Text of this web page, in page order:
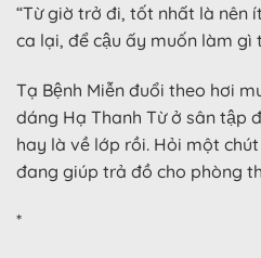
“Từ giờ trở đi, tốt nhất là nên
ca lại, để cậu ấy muốn làm gì
Tạ Bệnh Miễn đuổi theo hơi
dáng Hạ Thanh Từ ở sân tập
hay là về lớp rồi. Hỏi một
đang giúp trả đồ cho phòng
*